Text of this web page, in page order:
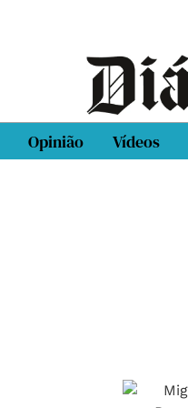
Opinião Vídeos